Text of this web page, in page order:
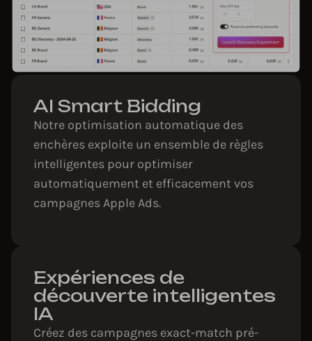
AI Smart Bidding
Notre optimisation automatique des
enchères exploite un ensemble de règles
intelligentes pour optimiser
automatiquement et efficacement vos
campagnes Apple Ads.
Expériences de
découverte intelligentes
IA
Créez des campagnes exact-match pré-